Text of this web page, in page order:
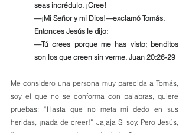
seas incrédulo. ¡Cree!
—¡Mi Señor y mi Dios!—exclamó Tomás.
Entonces Jesús le dijo:
—Tú crees porque me has visto; benditos
son los que creen sin verme. Juan 20:26-29
Me considero una persona muy parecida a Tomás,
soy el que no se conforma con palabras, quiere
pruebas: “Hasta que no meta mi dedo en sus
heridas, ¡nada de creer!” Jajaja Si soy. Pero Jesús,